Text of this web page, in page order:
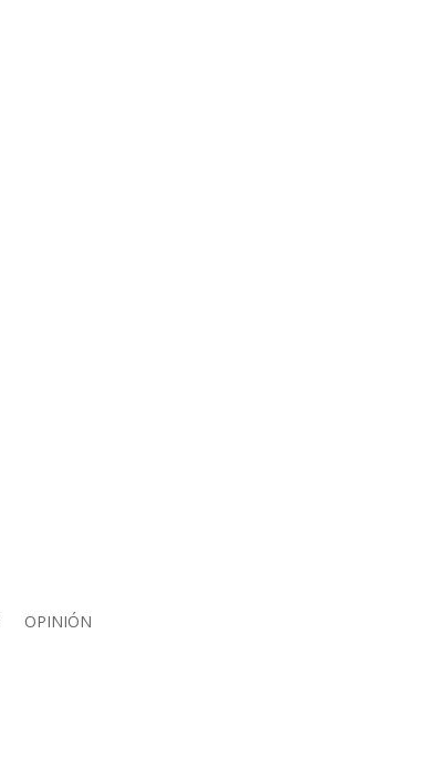
OPINIÓN